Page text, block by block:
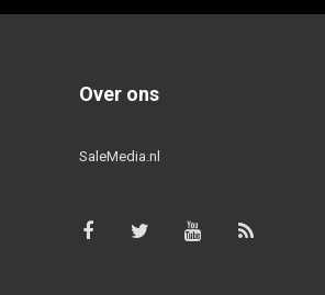
Over ons
SaleMedia.nl